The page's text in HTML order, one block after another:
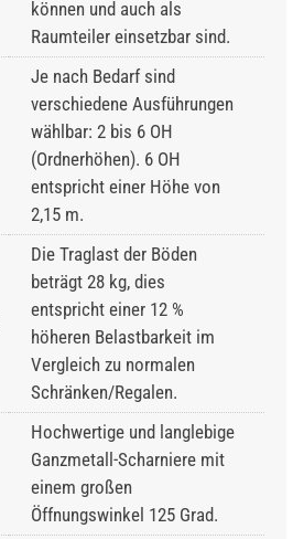
können und auch als
Raumteiler einsetzbar sind.
Je nach Bedarf sind
verschiedene Ausführungen
wählbar: 2 bis 6 OH
(Ordnerhöhen). 6 OH
entspricht einer Höhe von
2,15 m.
Die Traglast der Böden
beträgt 28 kg, dies
entspricht einer 12 %
höheren Belastbarkeit im
Vergleich zu normalen
Schränken/Regalen.
Hochwertige und langlebige
Ganzmetall-Scharniere mit
einem großen
Öffnungswinkel 125 Grad.